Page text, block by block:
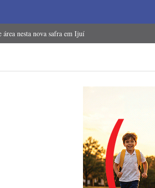
nesta nova safra em Ijuí